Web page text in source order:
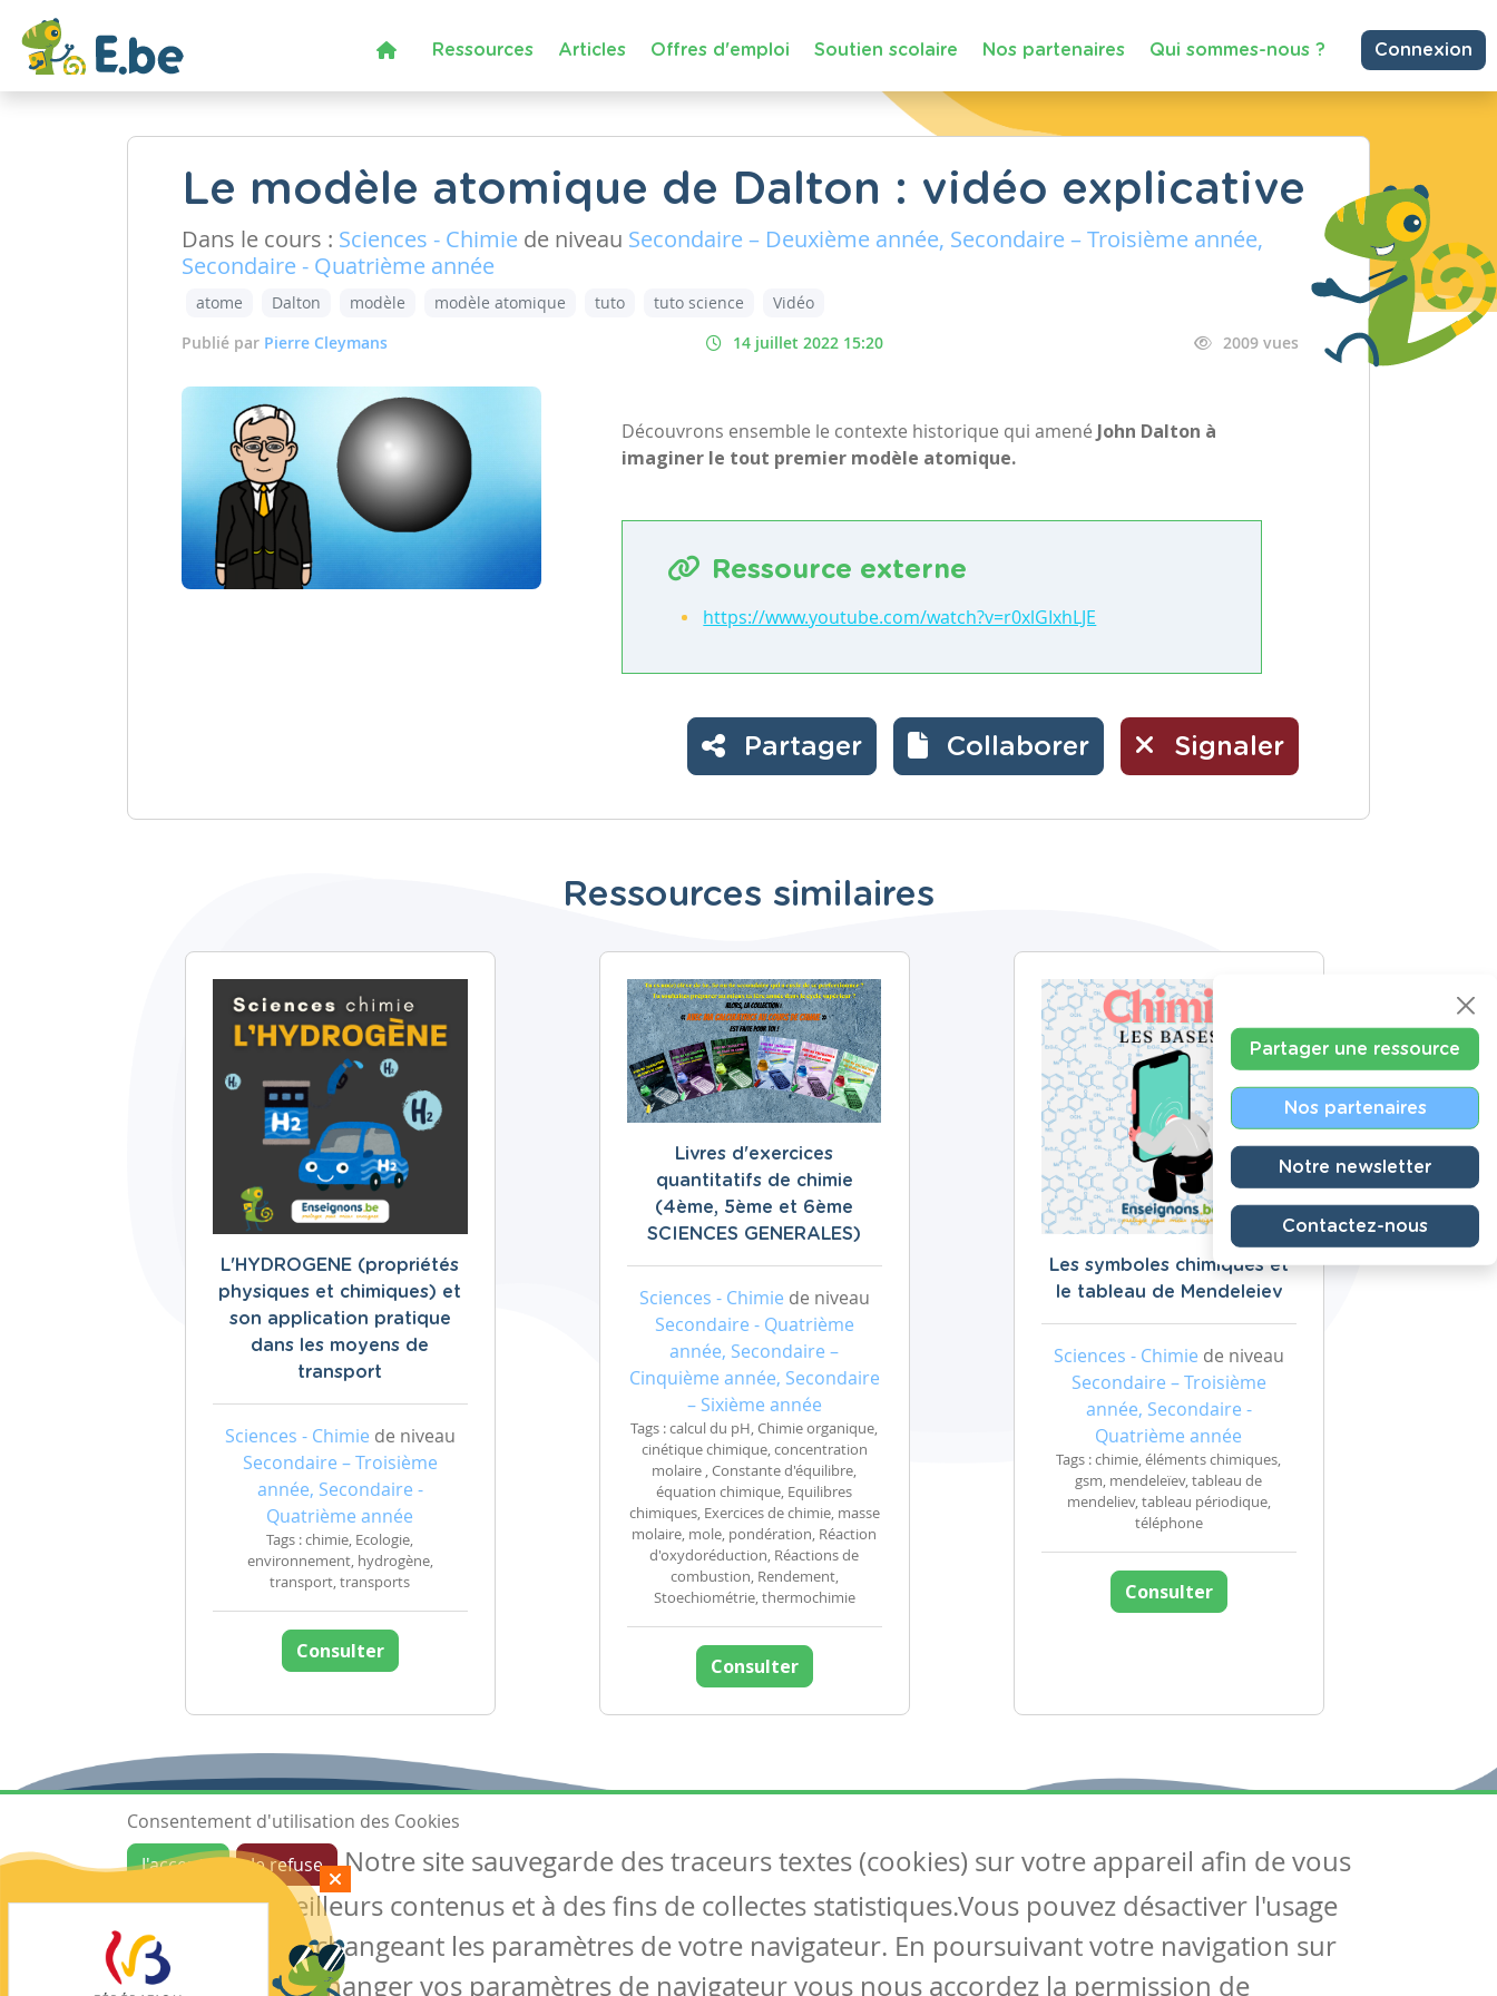
Ressources Articles Offres d'emploi Soutien scolaire Nos partenaires Qui sommes-nous ? Connexion
Le modèle atomique de Dalton : vidéo explicative
Dans le cours : Sciences - Chimie de niveau Secondaire – Deuxième année, Secondaire – Troisième année,
Secondaire - Quatrième année
atome Dalton modèle modèle atomique tuto tuto science
Vidéo
Publié par Pierre Cleymans 14 juillet 2022 15:20 2009 vues
Découvrons ensemble le contexte historique qui amené John Dalton à
imaginer le tout premier modèle atomique.
Ressource externe
https://www.youtube.com/watch?v=r0xlGIxhLJE
Partager Collaborer Signaler
Ressources similaires
L'HYDROGENE (propriétés
physiques et chimiques) et
son application pratique
dans les moyens de
transport
Sciences - Chimie de niveau
Secondaire – Troisième
année, Secondaire -
Quatrième année
Tags : chimie, Ecologie,
environnement, hydrogène,
transport, transports
Consulter
Livres d'exercices
quantitatifs de chimie
(4ème, 5ème et 6ème
SCIENCES GENERALES)
Sciences - Chimie de niveau
Secondaire - Quatrième
année, Secondaire –
Cinquième année, Secondaire
– Sixième année
Tags : calcul du pH, Chimie organique,
cinétique chimique, concentration
molaire , Constante d'équilibre,
équation chimique, Equilibres
chimiques, Exercices de chimie, masse
molaire, mole, pondération, Réaction
d'oxydoréduction, Réactions de
combustion, Rendement,
Stoechiométrie, thermochimie
Consulter
Les symboles chimiques et
le tableau de Mendeleiev
Sciences - Chimie de niveau
Secondaire – Troisième
année, Secondaire -
Quatrième année
Tags : chimie, éléments chimiques,
gsm, mendeleïev, tableau de
mendeliev, tableau périodique,
téléphone
Consulter
Partager une ressource
Nos partenaires
Notre newsletter
Contactez-nous
Ressources
Les ressources
Créer une ressource
Mes ressources
Articles
Tous les articles
Articles DYS
Suivez-nous
Contactez-nous
Soutien scolaire
Consentement d'utilisation des Cookies
J'accepte
Je refuse
Notre site sauvegarde des traceurs textes (cookies) sur votre appareil afin de vous
garantir de meilleurs contenus et à des fins de collectes statistiques.Vous pouvez désactiver l'usage
des cookies en changeant les paramètres de votre navigateur. En poursuivant votre navigation sur
notre site sans changer vos paramètres de navigateur vous nous accordez la permission de